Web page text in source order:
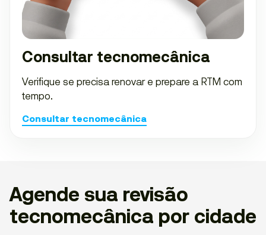
Consultar tecnomecânica
Verifique se precisa renovar e prepare a RTM com
tempo.
Consultar tecnomecânica
Agende sua revisão
tecnomecânica por cidade